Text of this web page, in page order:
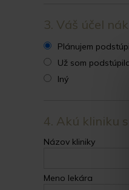
3. Váš účel
Plánujem
Už som
Iný
4. Akú kliniku
Názov kliniky
Meno lekára